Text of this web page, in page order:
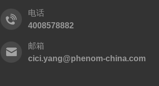
电话
4008578882
邮箱
cici.yang@phenom-china.com